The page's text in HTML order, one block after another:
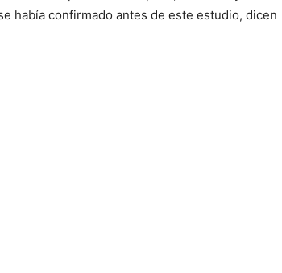
había confirmado antes de este estudio, dicen